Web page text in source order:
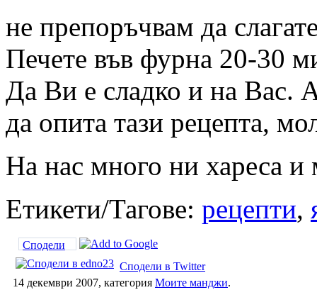
не препоръчвам да
Печете във фурна 20-30
Да Ви е сладко и на Вас.
да опита тази рецепта,
На нас много ни хареса
Етикети/Тагове: рецепти,
Сподели
Сподели в Twitter
14 декември 2007, категория Моите манджи.